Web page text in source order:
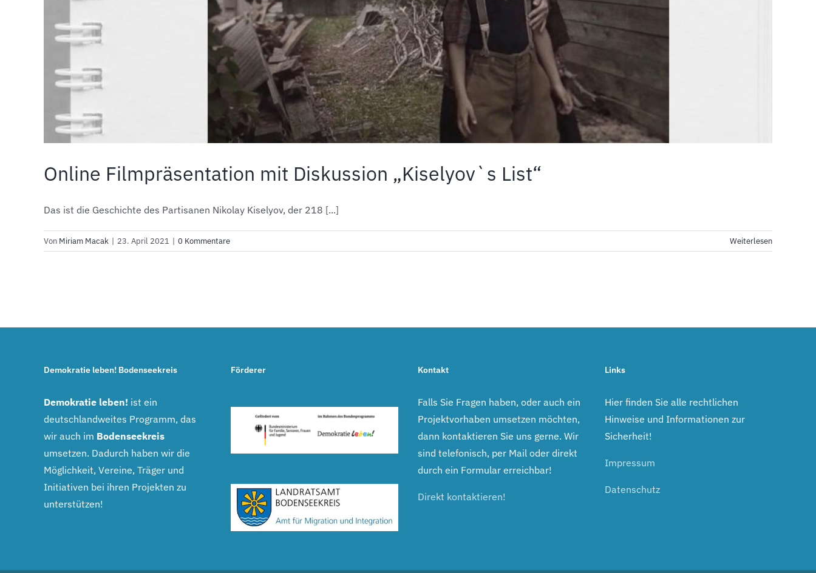
Online Filmpräsentation mit Diskussion „Kiselyov`s List“
Das ist die Geschichte des Partisanen Nikolay Kiselyov, der 218 [...]
Von Miriam Macak | 23. April 2021 | 0 Kommentare Weiterlesen
Demokratie leben! Bodenseekreis
Demokratie leben! ist ein
deutschlandweites Programm, das
wir auch im Bodenseekreis
umsetzen. Dadurch haben wir die
Möglichkeit, Vereine, Träger und
Initiativen bei ihren Projekten zu
unterstützen!
Förderer Kontakt
Falls Sie Fragen haben, oder auch ein
Projektvorhaben umsetzen möchten,
dann kontaktieren Sie uns gerne. Wir
sind telefonisch, per Mail oder direkt
durch ein Formular erreichbar!
Direkt kontaktieren!
Links
Hier finden Sie alle rechtlichen
Hinweise und Informationen zur
Sicherheit!
Impressum
Datenschutz